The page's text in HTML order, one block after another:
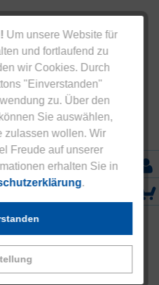
Um unsere Website für
und fortlaufend zu
wir Cookies. Durch
"Einverstanden"
zu. Über den
Sie auswählen,
zulassen wollen. Wir
Freude auf unserer
erhalten Sie in
.